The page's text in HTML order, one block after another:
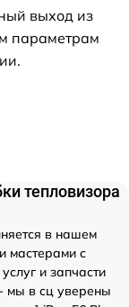
выход из
параметрам
тепловизора
в нашем
мастерами с
и запчасти
мы в сц уверены